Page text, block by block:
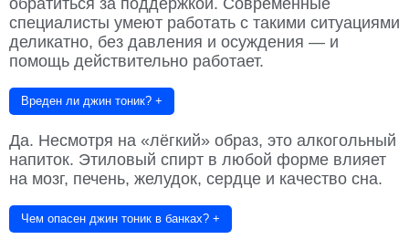
специалисты умеют работать с такими ситуациями
деликатно, без давления и осуждения — и
помощь действительно работает.
Вреден ли джин тоник? +
Да. Несмотря на «лёгкий» образ, это алкогольный
напиток. Этиловый спирт в любой форме влияет
на мозг, печень, желудок, сердце и качество сна.
Чем опасен джин тоник в банках? +